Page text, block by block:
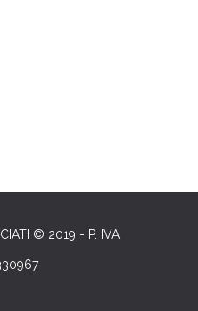
© 2019 - P. IVA